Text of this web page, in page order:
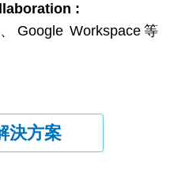
:
Google Workspace等
決方案